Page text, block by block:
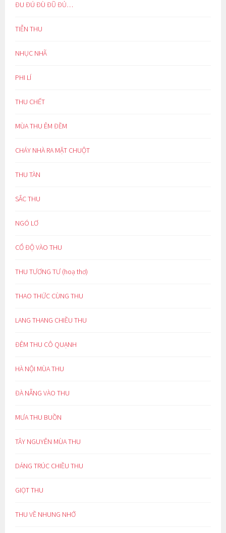
ĐU ĐÚ ĐÙ ĐŨ ĐỦ…
TIỄN THU
NHỤC NHÃ
PHI LÍ
THU CHẾT
MÙA THU ÊM ĐỀM
CHÁY NHÀ RA MẶT CHUỘT
THU TÀN
SẮC THU
NGÓ LƠ
CỔ ĐỘ VÀO THU
THU TƯƠNG TƯ (hoạ thơ)
THAO THỨC CÙNG THU
LANG THANG CHIỀU THU
ĐÊM THU CÔ QUẠNH
HÀ NỘI MÙA THU
ĐÀ NẴNG VÀO THU
MƯA THU BUỒN
TÂY NGUYÊN MÙA THU
DÁNG TRÚC CHIỀU THU
GIỌT THU
THU VỀ NHUNG NHỚ